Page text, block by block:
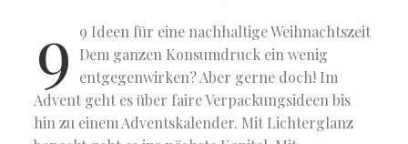
9
9 Ideen für eine nachhaltige Weihnachtszeit
Dem ganzen Konsumdruck ein wenig
entgegenwirken? Aber gerne doch! Im
Advent geht es über faire Verpackungsideen bis
hin zu einem Adventskalender. Mit Lichterglanz